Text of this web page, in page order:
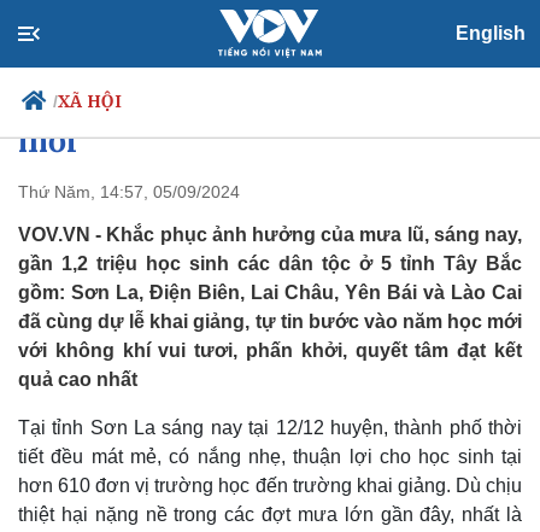
English
/XÃ HỘI
Chính trị
Đảng
Tổ chức nhân sự
Quốc hội
Nhận diện sự thật
Xã hội
Tin 24h
Dự báo thời tiết
Giáo dục
Việc làm
1,2 triệu học sinh Tây Bắc vượt
mưa lũ, tự tin bước vào năm học
mới
Thứ Năm, 14:57, 05/09/2024
VOV.VN - Khắc phục ảnh hưởng của mưa lũ, sáng nay,
gần 1,2 triệu học sinh các dân tộc ở 5 tỉnh Tây Bắc
gồm: Sơn La, Điện Biên, Lai Châu, Yên Bái và Lào Cai
đã cùng dự lễ khai giảng, tự tin bước vào năm học mới
với không khí vui tươi, phấn khởi, quyết tâm đạt kết
quả cao nhất
Tại tỉnh Sơn La sáng nay tại 12/12 huyện, thành phố thời
tiết đều mát mẻ, có nắng nhẹ, thuận lợi cho học sinh tại
hơn 610 đơn vị trường học đến trường khai giảng. Dù chịu
thiệt hại nặng nề trong các đợt mưa lớn gần đây, nhất là